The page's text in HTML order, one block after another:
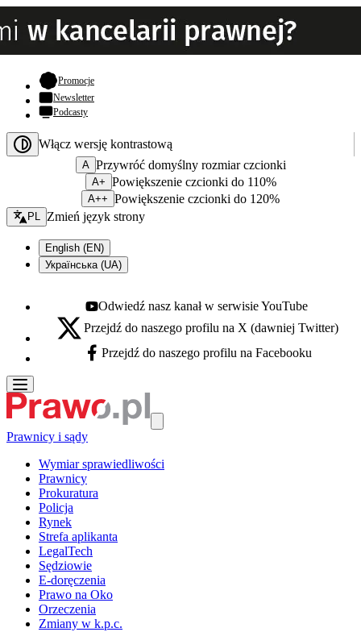
Promocje- otwiera się w nowej karcie
Newsletter
Podcasty
Włącz wersję kontrastową
A Przywróć domyślny rozmiar czcionki
A+ Powiększenie czcionki do 110%
A++ Powiększenie czcionki do 120%
Zmień język - bieżący:
PL Zmień język strony
English (EN)
Українська (UA)
Youtube - otwiera się w nowej karcie
Odwiedź nasz kanał w serwisie YouTube
X - otwiera się w nowej karcie
Przejdź do naszego profilu na X (dawniej Twitter)
Facebook - otwiera się w nowej karcie
Przejdź do naszego profilu na Facebooku
Prawnicy i sądy
Wymiar sprawiedliwości
Prawnicy
Prokuratura
Policja
Rynek
Strefa aplikanta
LegalTech
Sędziowie
E-doręczenia
Prawo na Oko
Orzeczenia
Zmiany w k.p.c.